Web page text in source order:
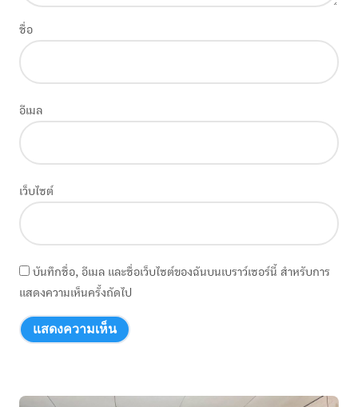
ชื่อ
อีเมล
เว็บไซต์
บันทึกชื่อ, อีเมล และชื่อเว็บไซต์ของฉันบนเบราว์เซอร์นี้ สำหรับการ
แสดงความเห็นครั้งถัดไป